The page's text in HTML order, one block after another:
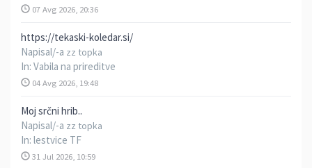
07 Avg 2026, 20:36
https://tekaski-koledar.si/
Napisal/-a zz topka
In: Vabila na prireditve
04 Avg 2026, 19:48
Moj srčni hrib..
Napisal/-a zz topka
In: lestvice TF
31 Jul 2026, 10:59